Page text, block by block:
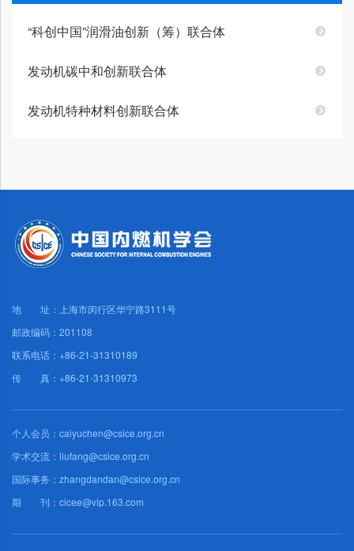
“科创中国”润滑油创新（筹）联合体
发动机碳中和创新联合体
发动机特种材料创新联合体
地 址：上海市闵行区华宁路3111号
邮政编码：201108
联系电话：+86-21-31310189
传 真：+86-21-31310973
个人会员：caiyuchen@csice.org.cn
学术交流：liufang@csice.org.cn
国际事务：zhangdandan@csice.org.cn
期 刊：cicee@vip.163.com